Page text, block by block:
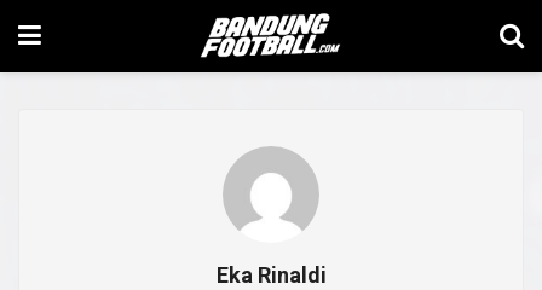
Eka Rinaldi